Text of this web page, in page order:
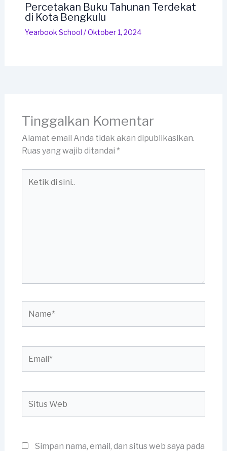
Percetakan Buku Tahunan Terdekat
di Kota Bengkulu
Yearbook School /Oktober 1, 2024
Tinggalkan Komentar
Alamat email Anda tidak akan dipublikasikan.
Ruas yang wajib ditandai *
Web
Simpan nama, email, dan situs web saya pada